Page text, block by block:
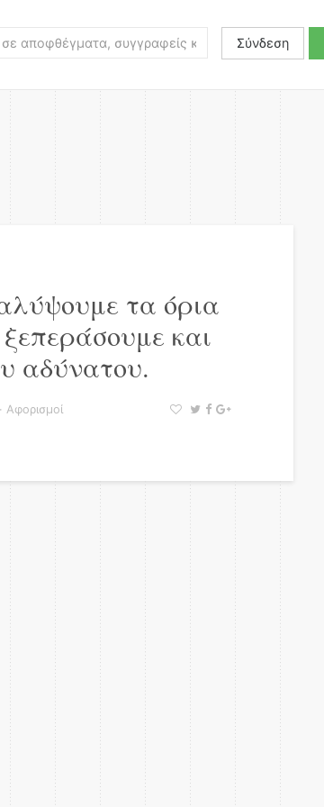
Σύνδεση
τα όρια
και
αδύνατου.
· Αφορισμοί